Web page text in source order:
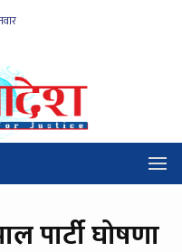
पार्टी घोषणा